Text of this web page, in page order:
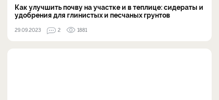
Как улучшить почву на участке и в теплице: сидераты и
удобрения для глинистых и песчаных грунтов
29.09.2023 2 1881